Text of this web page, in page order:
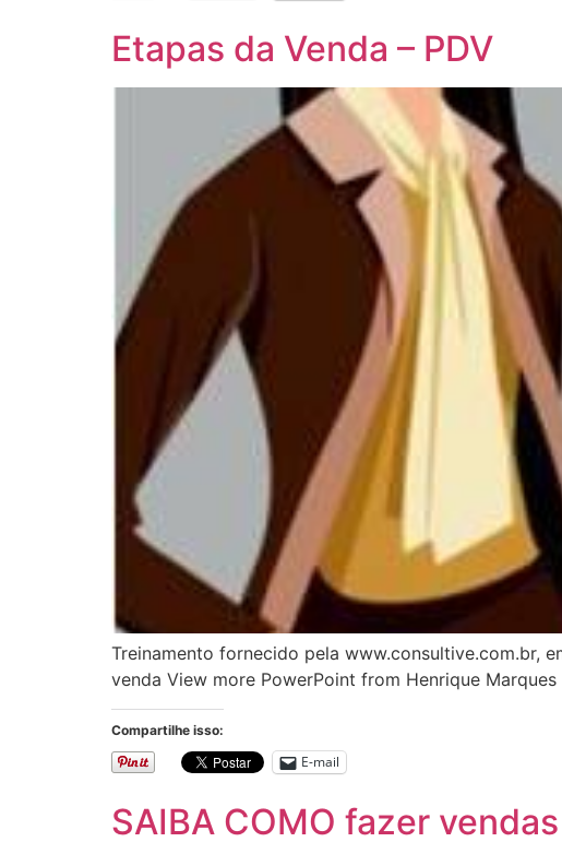
Etapas da Venda – PDV
Treinamento fornecido pela www.consultive.com.br,
venda View more PowerPoint from Henrique Marques
Compartilhe isso:
E-mail
SAIBA COMO fazer